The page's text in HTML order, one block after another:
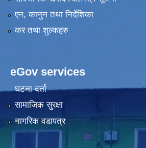
एन, कानुन तथा निर्देशिका
कर तथा शुल्कहरु
eGov services
घटना दर्ता
सामाजिक सुरक्षा
नागरिक वडापत्र